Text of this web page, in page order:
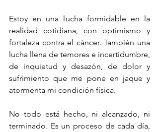
Estoy en una lucha formidable en la
realidad cotidiana, con optimismo y
fortaleza contra el cáncer. También una
lucha llena de temores e incertidumbre,
de inquietud y desazón, de dolor y
sufrimiento que me pone en jaque y
atormenta mi condición física.
No todo está hecho, ni alcanzado, ni
terminado. Es un proceso de cada día,